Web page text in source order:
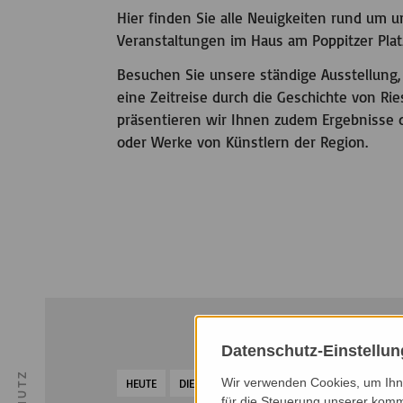
Hier finden Sie alle Neuigkeiten rund um
Veranstaltungen im Haus am Poppitzer
Besuchen Sie unsere ständige
eine Zeitreise durch die Geschichte von
präsentieren wir Ihnen zudem Ergebnisse
oder Werke von Künstlern der Region.
HEUTE DIESER MONAT NÄCHSTER MONAT
Datenschutz-
Wir verwenden Cookies, um